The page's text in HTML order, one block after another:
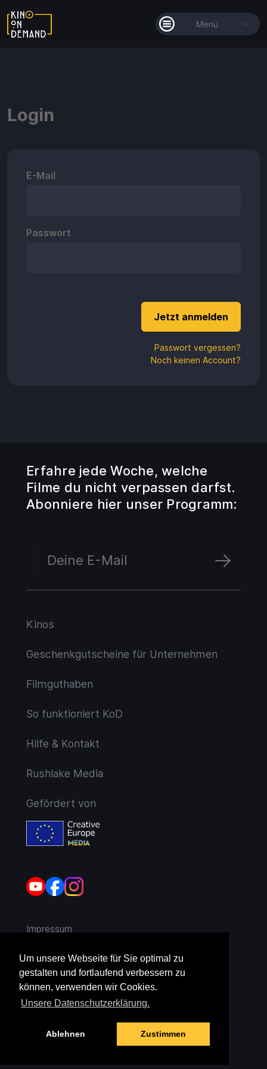
Um unsere Webseite für Sie optimal zu
gestalten und fortlaufend verbessern zu
können, verwenden wir Cookies.
Unsere Datenschutzerklärung.
Ablehnen Zustimmen
Menü
Login
E-Mail
Passwort
Passwort vergessen?
Noch keinen Account?
Erfahre jede Woche, welche
Filme du nicht verpassen darfst.
Abonniere hier unser Programm:
Kinos
Geschenkgutscheine für Unternehmen
Filmguthaben
So funktioniert KoD
Hilfe & Kontakt
Rushlake Media
Gefördert von
Impressum
AGB
Widerruf